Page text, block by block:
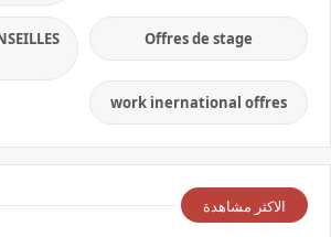
Offres de stage
work inernational offres
الاكثر مشاهدة